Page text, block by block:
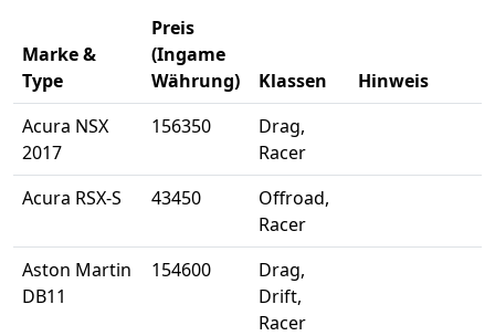
Marke &
Type
Preis
(Ingame
Währung)
Klassen
Hinweis
Acura NSX
2017
156350
Drag,
Racer
Acura RSX-S
43450
Offroad,
Racer
Aston Martin
DB11
154600
Drag,
Drift,
Racer